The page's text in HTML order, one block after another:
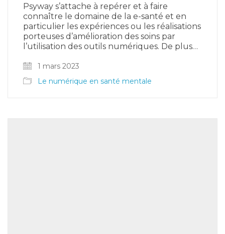
Psyway s’attache à repérer et à faire
connaître le domaine de la e-santé et en
particulier les expériences ou les réalisations
porteuses d’amélioration des soins par
l’utilisation des outils numériques. De plus…
1 mars 2023
Le numérique en santé mentale